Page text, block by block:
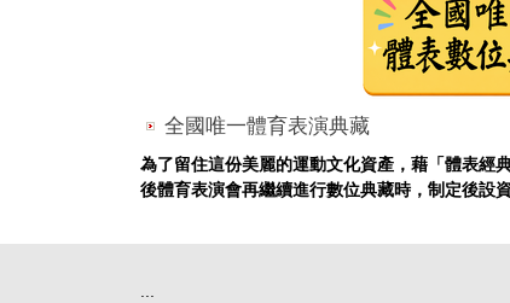
全國唯一體育表演典藏
為了留住這份美麗的運動文化資產，藉「體表經
後體育表演會再繼續進行數位典藏時，制定後設
:::